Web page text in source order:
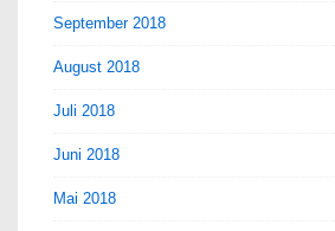
September 2018
August 2018
Juli 2018
Juni 2018
Mai 2018